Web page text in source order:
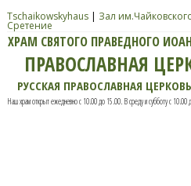
Tschaikowskyhaus| Зал
Сретение
ХРАМ СВЯТОГО ПРАВЕДНОГО
ПРАВОСЛАВНАЯ
РУССКАЯ ПРАВОСЛАВНАЯ
Наш храм открыт ежедневно с 10.00 до 15.00. В среду и субботу с 10.00